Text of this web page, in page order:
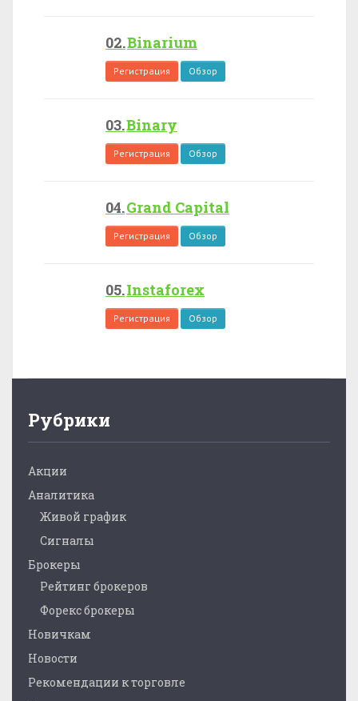
Binarium
Регистрация Обзор
Binary
Регистрация Обзор
Grand Capital
Регистрация Обзор
Instaforex
Регистрация Обзор
Рубрики
Акции
Аналитика
Живой график
Сигналы
Брокеры
Рейтинг брокеров
Форекс брокеры
Новичкам
Новости
Рекомендации к торговле